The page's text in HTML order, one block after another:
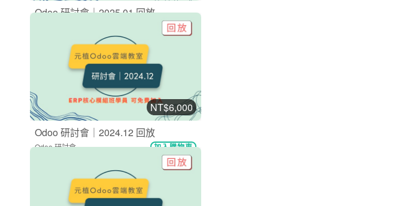
Odoo 研討會｜2025.01 回放
加入購物車
購買後有效期限：2027-08-08
600
12
NT$6,000
Odoo 研討會｜2024.12 回放
Odoo 研討會 加入購物車
706
12